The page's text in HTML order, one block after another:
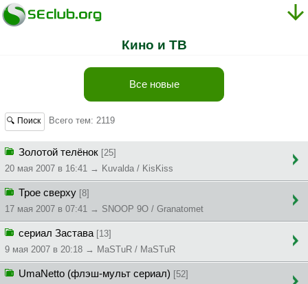
Кино и ТВ
Все новые
🔍 Поиск Всего тем: 2119
Золотой телёнок [25]
20 мая 2007 в 16:41 → Kuvalda / KisKiss
Трое сверху [8]
17 мая 2007 в 07:41 → SNOOP 9O / Granatomet
сериал Застава [13]
9 мая 2007 в 20:18 → MaSTuR / MaSTuR
UmaNetto (флэш-мульт сериал) [52]